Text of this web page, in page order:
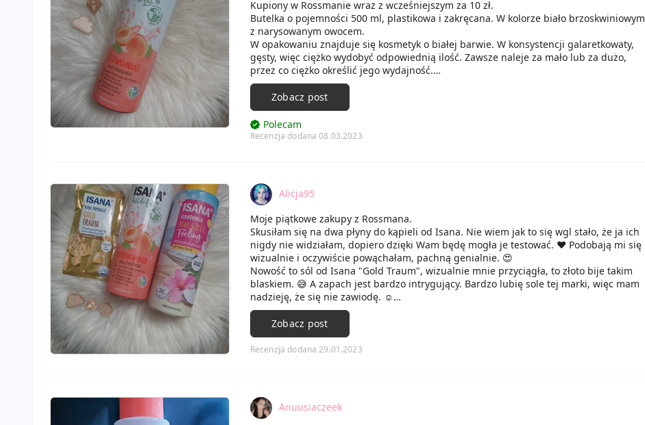
Kupiony w Rossmanie wraz z wcześniejszym za 10 zł.
Butelka o pojemności 500 ml, plastikowa i zakręcana. W kolorze biało brzoskwiniowym
z narysowanym owocem.
W opakowaniu znajduje się kosmetyk o białej barwie. W konsystencji galaretkowaty,
gęsty, więc ciężko wydobyć odpowiednią ilość. Zawsze naleje za mało lub za dużo,
przez co ciężko określić jego wydajność.
Wlany do wanny nie barwi jej, ale tworzy mnóstwo piany. Dzięki czemu kąpiel z jego
dodatkiem jest bardzo przyjemna.
W zapachu wyczuwalne nuty brzoskwini, delikatnie słodkie i bardzo soczyste.
Po kąpieli ciało jest zrelaksowane i pachnące. Nie podrażnia, ani nie uczula,
zdecydowanie na plus! ☺️
Zobacz post
Polecam
Recenzja dodana 08.03.2023
Alicja95
Moje piątkowe zakupy z Rossmana.
Skusiłam się na dwa płyny do kąpieli od Isana. Nie wiem jak to się wgl stało, że ja ich
nigdy nie widziałam, dopiero dzięki Wam będę mogła je testować. ♥️ Podobają mi się
wizualnie i oczywiście powąchałam, pachną genialnie. 😍
Nowość to sól od Isana "Gold Traum", wizualnie mnie przyciągła, to złoto bije takim
blaskiem. 😅 A zapach jest bardzo intrygujący. Bardzo lubię sole tej marki, więc mam
nadzieję, że się nie zawiodę. ☺️
Oprócz tego co widzicie na zdjęciu kupiłam mężowi żele pod prysznic. Więc za zakupy
wyszło mnie lekko ponad 30 zł. 😅
Zobacz post
Recenzja dodana 29.01.2023
Anuusiaczeek